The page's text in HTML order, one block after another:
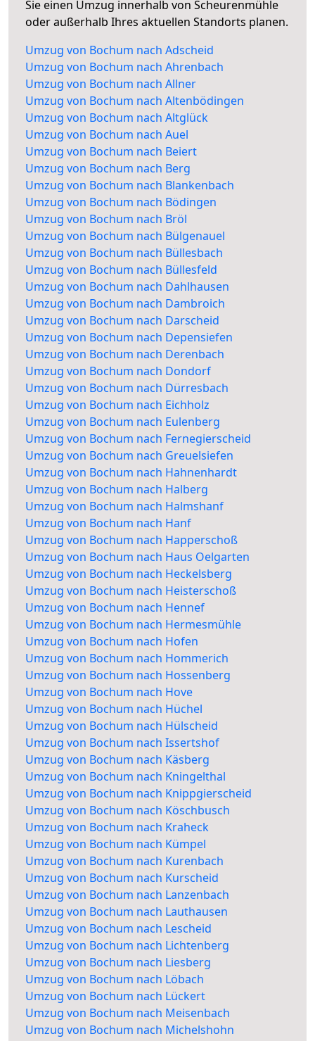
Sie einen Umzug innerhalb von Scheurenmühle
oder außerhalb Ihres aktuellen Standorts planen.
Umzug von Bochum nach Adscheid
Umzug von Bochum nach Ahrenbach
Umzug von Bochum nach Allner
Umzug von Bochum nach Altenbödingen
Umzug von Bochum nach Altglück
Umzug von Bochum nach Auel
Umzug von Bochum nach Beiert
Umzug von Bochum nach Berg
Umzug von Bochum nach Blankenbach
Umzug von Bochum nach Bödingen
Umzug von Bochum nach Bröl
Umzug von Bochum nach Bülgenauel
Umzug von Bochum nach Büllesbach
Umzug von Bochum nach Büllesfeld
Umzug von Bochum nach Dahlhausen
Umzug von Bochum nach Dambroich
Umzug von Bochum nach Darscheid
Umzug von Bochum nach Depensiefen
Umzug von Bochum nach Derenbach
Umzug von Bochum nach Dondorf
Umzug von Bochum nach Dürresbach
Umzug von Bochum nach Eichholz
Umzug von Bochum nach Eulenberg
Umzug von Bochum nach Fernegierscheid
Umzug von Bochum nach Greuelsiefen
Umzug von Bochum nach Hahnenhardt
Umzug von Bochum nach Halberg
Umzug von Bochum nach Halmshanf
Umzug von Bochum nach Hanf
Umzug von Bochum nach Happerschoß
Umzug von Bochum nach Haus Oelgarten
Umzug von Bochum nach Heckelsberg
Umzug von Bochum nach Heisterschoß
Umzug von Bochum nach Hennef
Umzug von Bochum nach Hermesmühle
Umzug von Bochum nach Hofen
Umzug von Bochum nach Hommerich
Umzug von Bochum nach Hossenberg
Umzug von Bochum nach Hove
Umzug von Bochum nach Hüchel
Umzug von Bochum nach Hülscheid
Umzug von Bochum nach Issertshof
Umzug von Bochum nach Käsberg
Umzug von Bochum nach Kningelthal
Umzug von Bochum nach Knippgierscheid
Umzug von Bochum nach Köschbusch
Umzug von Bochum nach Kraheck
Umzug von Bochum nach Kümpel
Umzug von Bochum nach Kurenbach
Umzug von Bochum nach Kurscheid
Umzug von Bochum nach Lanzenbach
Umzug von Bochum nach Lauthausen
Umzug von Bochum nach Lescheid
Umzug von Bochum nach Lichtenberg
Umzug von Bochum nach Liesberg
Umzug von Bochum nach Löbach
Umzug von Bochum nach Lückert
Umzug von Bochum nach Meisenbach
Umzug von Bochum nach Michelshohn